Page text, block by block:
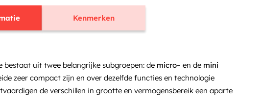
Kenmerken
bestaat uit twee belangrijke subgroepen: de micro– en de mini
zeer compact zijn en over dezelfde functies en technologie
de verschillen in grootte en vermogensbereik een aparte